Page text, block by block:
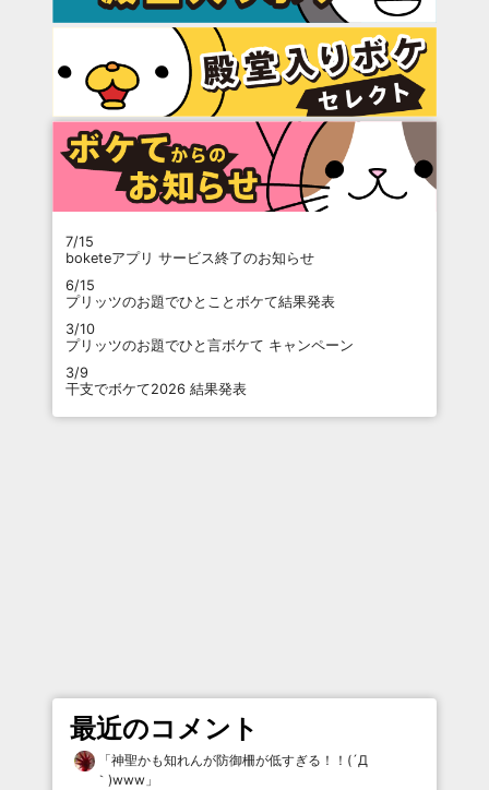
7/15
boketeアプリ サービス終了のお知らせ
6/15
プリッツのお題でひとことボケて結果発表
3/10
プリッツのお題でひと言ボケて キャンペーン
3/9
干支でボケて2026 結果発表
最近のコメント
「神聖かも知れんが防御柵が低すぎる！！(´Д
｀)www 」